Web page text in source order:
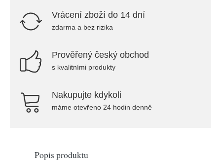
Vrácení zboží do 14 dní
zdarma a bez rizika
Prověřený český obchod
s kvalitními produkty
Nakupujte kdykoli
máme otevřeno 24 hodin denně
Popis produktu